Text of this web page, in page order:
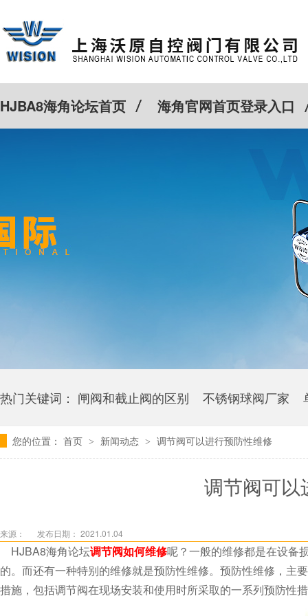
HJBA8海角论坛首页 海角官网首页登录入口
热门关键词： 闸阀和截止阀的区别 不锈钢球阀厂家
卫生级海角社区APP官网版多少钱
您的位置： 首页 > 新闻动态 > 调节阀可以进行预防性维修
调节阀可以
来源： 发布日期： 2021.01.04
HJBA8海角论坛调节阀如何维修呢？一般的维修都是在设
的。而还有一种特别的维修就是预防性维修。预防性维修
措施，包括调节阀在现场安装和使用时所采取的一系列预防性措